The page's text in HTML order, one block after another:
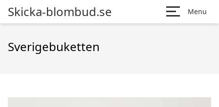
Skicka-blombud.se Menu
Sverigebuketten